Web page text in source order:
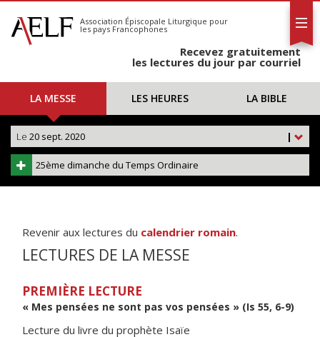
S'abonner
Calendrier
Association Épiscopale Liturgique pour
les pays Francophones
Recevez gratuitement
les lectures du jour par courriel
LA MESSE LES HEURES LA BIBLE
|
Le 20 sept. 2020
25ème dimanche du Temps Ordinaire
Revenir aux lectures du calendrier romain.
LECTURES DE LA MESSE
PREMIÈRE LECTURE
« Mes pensées ne sont pas vos pensées » (Is 55, 6-9)
Lecture du livre du prophète Isaïe